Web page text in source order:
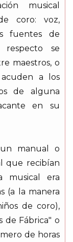
musical
coro: voz,
fuentes de
respecto se
maestros, o
acuden a los
de alguna
en su
manual o
que recibían
musical era
(a la manera
de coro),
de Fábrica" o
de horas